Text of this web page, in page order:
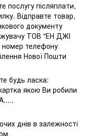
послугу післяплати,
Відправте товар,
документу
ТОВ "ЕН ДЖІ
телефону
Нової Пошти
будь ласка:
якою Ви робили
днів в залежності